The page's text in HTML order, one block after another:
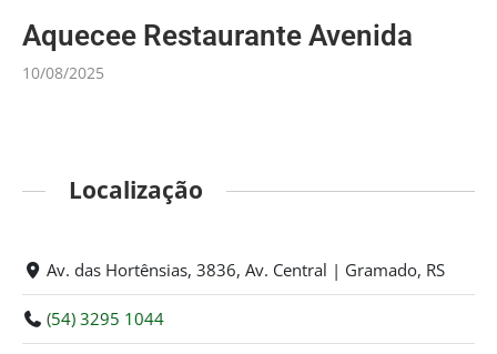
Aquecee Restaurante Avenida
10/08/2025
Localização
Av. das Hortênsias, 3836, Av. Central | Gramado, RS
(54) 3295 1044